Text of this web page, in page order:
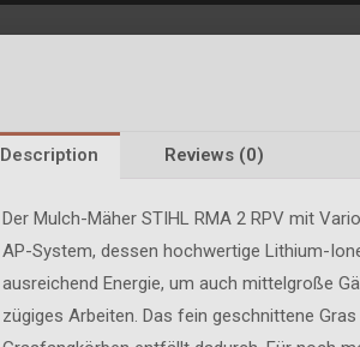
Description Reviews (0)
Der Mulch-Mäher STIHL RMA 2 RPV mit
AP-System, dessen hochwertige Lithium-
ausreichend Energie, um auch mittelgroße
zügiges Arbeiten. Das fein geschnittene